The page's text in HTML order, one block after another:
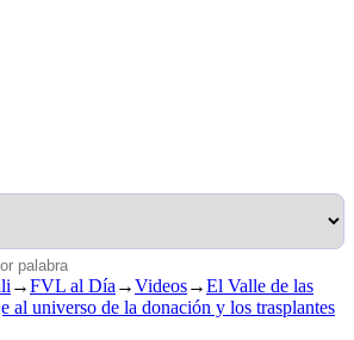
→FVL al Día →Videos→El Valle de las
al universo de la donación y los trasplantes